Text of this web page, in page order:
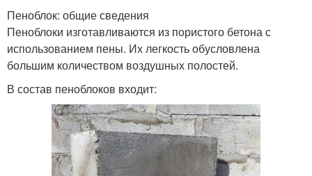
Пеноблок: общие сведения
Пеноблоки изготавливаются из пористого бетона с
использованием пены. Их легкость обусловлена
большим количеством воздушных полостей.
В состав пеноблоков входит: